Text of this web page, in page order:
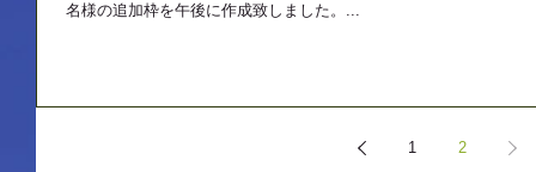
名様の追加枠を午後に作成致しました。...
1 2